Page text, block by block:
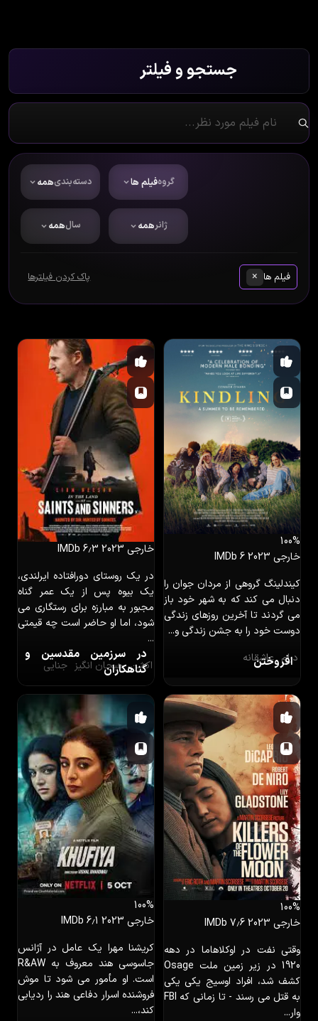
جستجو و فیلتر
گروهفیلم ها دسته‌بندیهمه
ژانرهمه سالهمه
فیلم ها × پاک کردن فیلترها
100%
افروختن
خارجی 2023
IMDb 6
کیندلینگ گروهی از مردان جوان را
دنبال می کند که به شهر خود باز
می گردند تا آخرین روزهای زندگی
دوست خود را به جشن زندگی و...
درام عاشقانه
در سرزمین مقدسین و
گناهکاران
خارجی 2023 IMDb 6٫3
در یک روستای دورافتاده ایرلندی،
یک بیوه پس از یک عمر گناه
مجبور به مبارزه برای رستگاری می
شود، اما او حاضر است چه قیمتی
...
اکشن هیجان انگیز جنایی
100%
خارجی 2023IMDb 7٫6
وقتی نفت در اوکلاهاما در دهه
1920 در زیر زمین ملت Osage
کشف شد، افراد اوسیج یکی یکی
به قتل می رسند - تا زمانی که FBI
وار...
100%
خارجی 2023 IMDb 6٫1
کریشنا مهرا یک عامل در آژانس
جاسوسی هند معروف به R&AW
است. او مأمور می شود تا موش
فروشنده اسرار دفاعی هند را ردیابی
کند،...